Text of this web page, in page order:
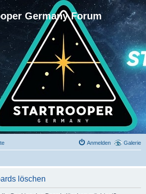
Germany Forum
Galerie
Anmelden
löschen